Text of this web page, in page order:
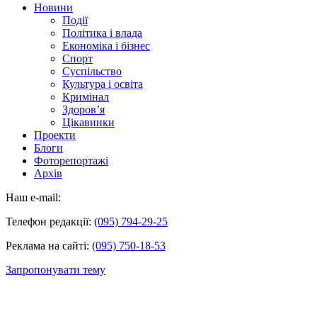
Новини
Події
Політика і влада
Економіка і бізнес
Спорт
Суспільство
Культура і освіта
Кримінал
Здоров’я
Цікавинки
Проекти
Блоги
Фоторепортажі
Архів
Наш e-mail:
Телефон редакції: (095) 794-29-25
Реклама на сайті: (095) 750-18-53
Запропонувати тему